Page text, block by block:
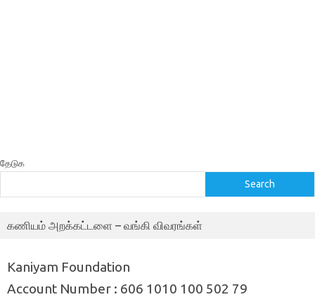
தேடுக
Search
கணியம் அறக்கட்டளை – வங்கி விவரங்கள்
Kaniyam Foundation
Account Number : 606 1010 100 502 79